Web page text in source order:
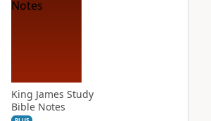
King James Study
Bible Notes